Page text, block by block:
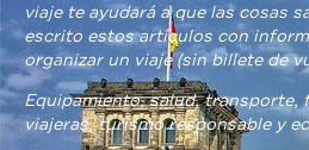
viaje te ayudará a que las cosas
escrito estos artículos con
organizar un viaje (sin billete de
Equipamiento, salud, transporte,
viajeras, turismo responsable y